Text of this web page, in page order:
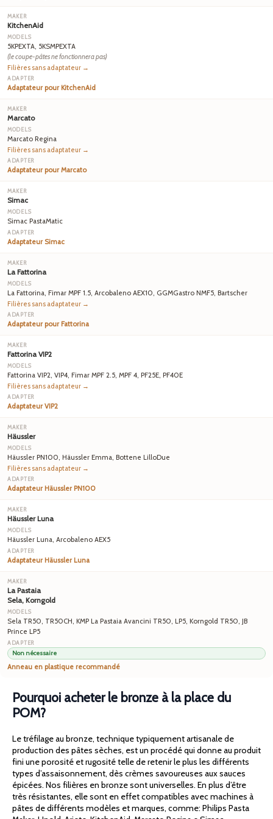
KitchenAid
5KPEXTA, 5KSMPEXTA
(le coupe-pâtes ne fonctionnera pas)
Filières sans adaptateur →
Adaptateur pour KitchenAid
Marcato
Marcato Regina
Filières sans adaptateur →
Adaptateur pour Marcato
Simac
Simac PastaMatic
Adaptateur Simac
La Fattorina
La Fattorina, Fimar MPF 1.5, Arcobaleno AEX10, GGMGastro NMF5, Bartscher
Filières sans adaptateur →
Adaptateur pour Fattorina
Fattorina VIP2
Fattorina VIP2, VIP4, Fimar MPF 2.5, MPF 4, PF25E, PF40E
Filières sans adaptateur →
Adaptateur VIP2
Häussler
Häussler PN100, Häussler Emma, Bottene LilloDue
Filières sans adaptateur →
Adaptateur Häussler PN100
Häussler Luna
Häussler Luna, Arcobaleno AEX5
Adaptateur Häussler Luna
La Pastaia
Sela, Korngold
Sela TR50, TR50CH, KMP La Pastaia Avancini TR50, LP5, Korngold TR50, JB
Prince LP5
Non nécessaire
Anneau en plastique recommandé
Pourquoi acheter le bronze à la place du
POM?
Le tréfilage au bronze, technique typiquement artisanale de
production des pâtes sèches, est un procédé qui donne au produit
fini une porosité et rugosité telle de retenir le plus les différents
types d’assaisonnement, dès crèmes savoureuses aux sauces
épicées. Nos filières en bronze sont universelles. En plus d’être
très résistantes, elle sont en effet compatibles avec machines à
pâtes de différents modèles et marques, comme: Philips Pasta